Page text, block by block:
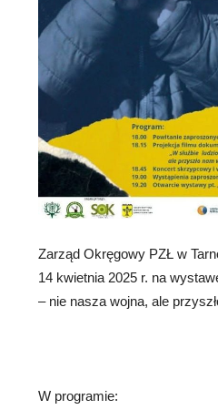
Zarząd Okręgowy PZŁ w
14 kwietnia 2025 r. na
– nie nasza wojna, ale
W programie: